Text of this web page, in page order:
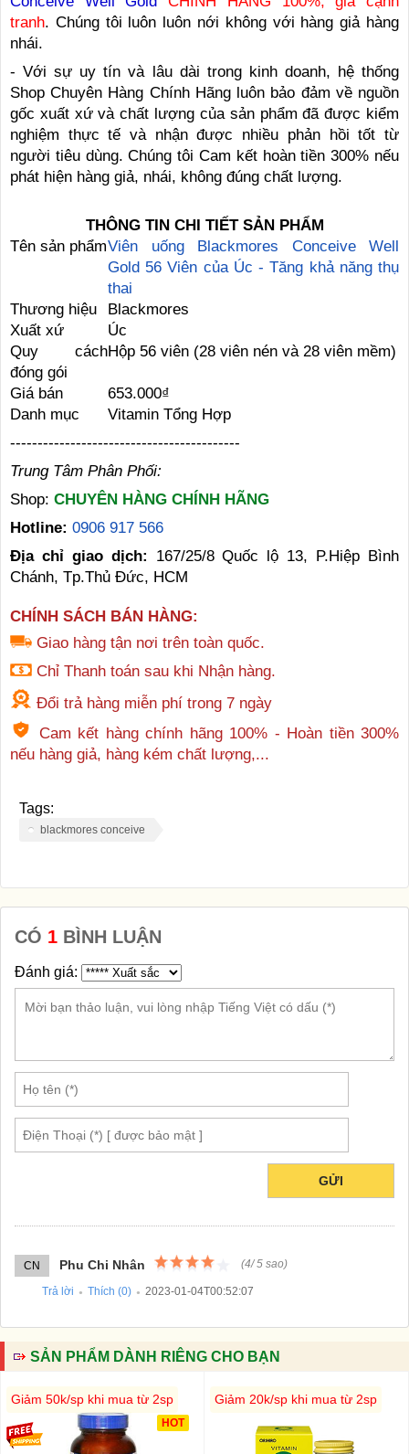
tranh. Chúng tôi luôn luôn nới không với hàng giả hàng
nhái.
- Với sự uy tín và lâu dài trong kinh doanh, hệ thống
Shop Chuyên Hàng Chính Hãng luôn bảo đảm về nguồn
gốc xuất xứ và chất lượng của sản phẩm đã được kiểm
nghiệm thực tế và nhận được nhiều phản hồi tốt từ
người tiêu dùng. Chúng tôi Cam kết hoàn tiền 300% nếu
phát hiện hàng giả, nhái, không đúng chất lượng.
THÔNG TIN CHI TIẾT SẢN PHẨM
Tên sản phẩmViên uống Blackmores Conceive Well
Gold 56 Viên của Úc - Tăng khả năng thụ
thai
Thương hiệu
Blackmores
Xuất xứ
Úc
Quy cách
đóng gói
Hộp 56 viên (28 viên nén và 28 viên mềm)
Giá bán
653.000₫
Danh mục
Vitamin Tổng Hợp
------------------------------------------
Trung Tâm Phân Phối:
Shop: CHUYÊN HÀNG CHÍNH HÃNG
Hotline: 0906 917 566
Địa chỉ giao dịch: 167/25/8 Quốc lộ 13, P.Hiệp Bình
Chánh, Tp.Thủ Đức, HCM
CHÍNH SÁCH BÁN HÀNG:
Giao hàng tận nơi trên toàn quốc.
Chỉ Thanh toán sau khi Nhận hàng.
Đổi trả hàng miễn phí trong 7 ngày
Cam kết hàng chính hãng 100% - Hoàn tiền 300%
nếu hàng giả, hàng kém chất lượng,...
Tags:
blackmores conceive
CÓ 1 BÌNH LUẬN
Đánh giá:
GỬI
CN Phu Chi Nhân (4/5 sao)
Trả lời ● Thích (0) ● 2023-01-04T00:52:07
SẢN PHẨM DÀNH RIÊNG CHO BẠN
HOT
Giảm 50k/sp khi mua từ 2sp Giảm 20k/sp khi mua từ 2sp